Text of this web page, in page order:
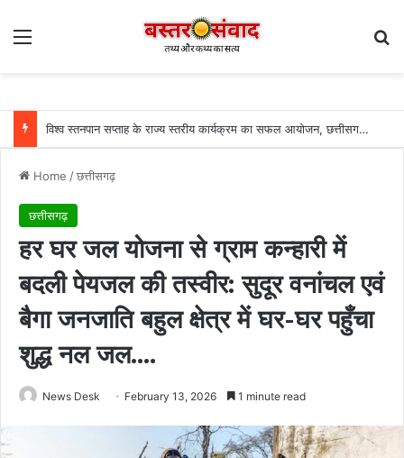
Menu
विश्व स्तनपान सप्ताह के राज्य स्तरीय कार्यक्रम का सफल आयोजन, छत्तीसगढ़ के प्रथम “मातृ दूध कोष (Mother Milk Bank)” की घोषणा……
Home /छत्तीसगढ़
छत्तीसगढ़
हर घर जल योजना से ग्राम कन्हारी में
बदली पेयजल की तस्वीर: सुदूर वनांचल एवं
बैगा जनजाति बहुल क्षेत्र में घर-घर पहुँचा
शुद्ध नल जल….
News Desk February 13, 2026 1 minute read